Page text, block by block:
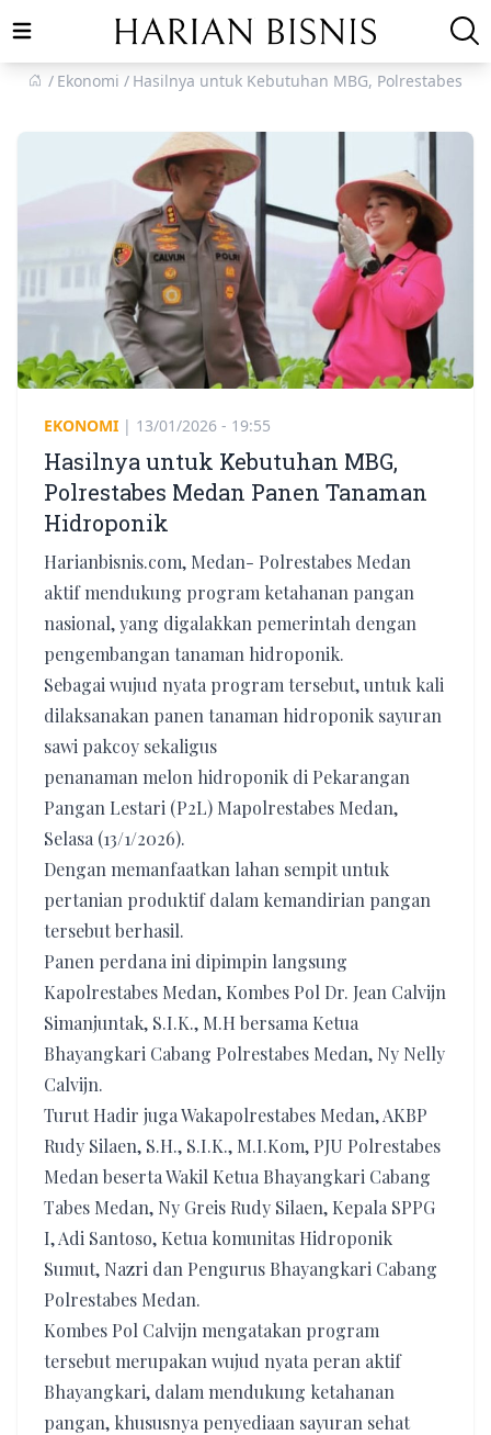
Open main menu
Ekonomi
Hasilnya untuk Kebutuhan MBG, Polrestabes
EKONOMI | 13/01/2026 - 19:55
Hasilnya untuk Kebutuhan MBG,
Polrestabes Medan Panen Tanaman
Hidroponik
Harianbisnis.com, Medan- Polrestabes Medan
aktif mendukung program ketahanan pangan
nasional, yang digalakkan pemerintah dengan
pengembangan tanaman hidroponik.
Sebagai wujud nyata program tersebut, untuk kali
dilaksanakan panen tanaman hidroponik sayuran
sawi pakcoy sekaligus
penanaman melon hidroponik di Pekarangan
Pangan Lestari (P2L) Mapolrestabes Medan,
Selasa (13/1/2026).
Dengan memanfaatkan lahan sempit untuk
pertanian produktif dalam kemandirian pangan
tersebut berhasil.
Panen perdana ini dipimpin langsung
Kapolrestabes Medan, Kombes Pol Dr. Jean Calvijn
Simanjuntak, S.I.K., M.H bersama Ketua
Bhayangkari Cabang Polrestabes Medan, Ny Nelly
Calvijn.
Turut Hadir juga Wakapolrestabes Medan, AKBP
Rudy Silaen, S.H., S.I.K., M.I.Kom, PJU Polrestabes
Medan beserta Wakil Ketua Bhayangkari Cabang
Tabes Medan, Ny Greis Rudy Silaen, Kepala SPPG
I, Adi Santoso, Ketua komunitas Hidroponik
Sumut, Nazri dan Pengurus Bhayangkari Cabang
Polrestabes Medan.
Kombes Pol Calvijn mengatakan program
tersebut merupakan wujud nyata peran aktif
Bhayangkari, dalam mendukung ketahanan
pangan, khususnya penyediaan sayuran sehat